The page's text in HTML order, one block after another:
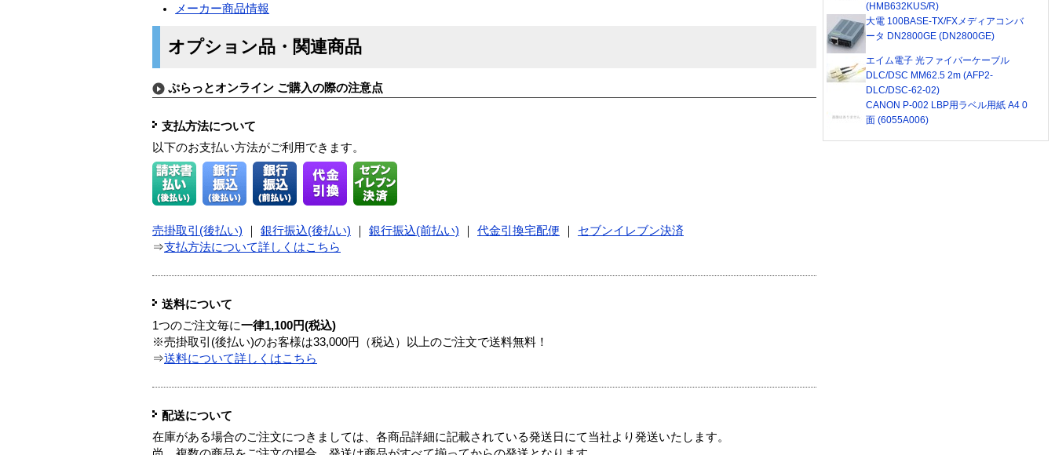
メーカー商品情報
オプション品・関連商品
ぷらっとオンライン ご購入の際の注意点
支払方法について
以下のお支払い方法がご利用できます。
売掛取引(後払い) 銀行振込(後払い) 銀行振込(前払い) 代金引換宅配便
セブンイレブン決済
⇒支払方法について詳しくはこちら
送料について
1つのご注文毎に一律1,100円(税込)
※売掛取引(後払い)のお客様は33,000円（税込）以上のご注文で送料無料！
⇒送料について詳しくはこちら
配送について
在庫がある場合のご注文につきましては、各商品詳細に記載されている発送日にて当社より発送いたします。
(HMB632KUS/R)
大電 100BASE-TX/FXメディアコンバ
ータ DN2800GE (DN2800GE)
エイム電子 光ファイバーケーブル
DLC/DSC MM62.5 2m (AFP2-
DLC/DSC-62-02)
CANON P-002 LBP用ラベル用紙 A4 0
面 (6055A006)